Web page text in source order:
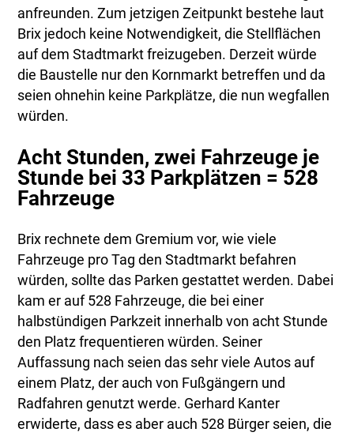
anfreunden. Zum jetzigen Zeitpunkt bestehe laut
Brix jedoch keine Notwendigkeit, die Stellflächen
auf dem Stadtmarkt freizugeben. Derzeit würde
die Baustelle nur den Kornmarkt betreffen und da
seien ohnehin keine Parkplätze, die nun wegfallen
würden.
Acht Stunden, zwei Fahrzeuge je
Stunde bei 33 Parkplätzen = 528
Fahrzeuge
Brix rechnete dem Gremium vor, wie viele
Fahrzeuge pro Tag den Stadtmarkt befahren
würden, sollte das Parken gestattet werden. Dabei
kam er auf 528 Fahrzeuge, die bei einer
halbstündigen Parkzeit innerhalb von acht Stunde
den Platz frequentieren würden. Seiner
Auffassung nach seien das sehr viele Autos auf
einem Platz, der auch von Fußgängern und
Radfahren genutzt werde. Gerhard Kanter
erwiderte, dass es aber auch 528 Bürger seien, die